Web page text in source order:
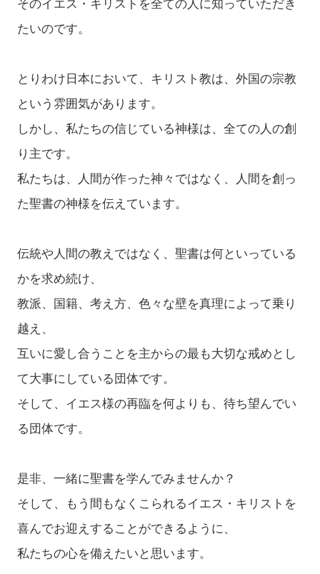
そのイエス・キリストを全ての人に知っていただき
たいのです。
とりわけ日本において、キリスト教は、外国の宗教
という雰囲気があります。
しかし、私たちの信じている神様は、全ての人の創
り主です。
私たちは、人間が作った神々ではなく、人間を創っ
た聖書の神様を伝えています。
伝統や人間の教えではなく、聖書は何といっている
かを求め続け、
教派、国籍、考え方、色々な壁を真理によって乗り
越え、
互いに愛し合うことを主からの最も大切な戒めとし
て大事にしている団体です。
そして、イエス様の再臨を何よりも、待ち望んでい
る団体です。
是非、一緒に聖書を学んでみませんか？
そして、もう間もなくこられるイエス・キリストを
喜んでお迎えすることができるように、
私たちの心を備えたいと思います。